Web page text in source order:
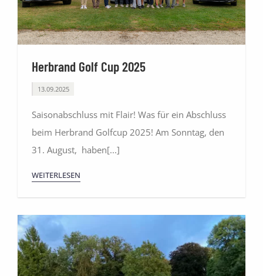
Herbrand Golf Cup 2025
13.09.2025
Saisonabschluss mit Flair! Was für ein Abschluss
beim Herbrand Golfcup 2025! Am Sonntag, den
31. August, haben[...]
WEITERLESEN